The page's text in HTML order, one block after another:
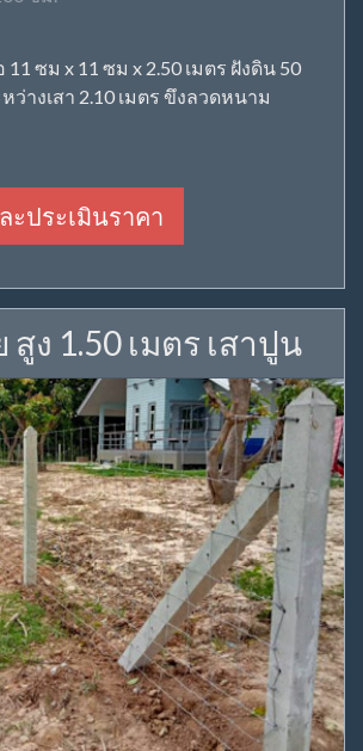
ซม x 11 ซม x 2.50 เมตร ฝังดิน 50
ว่างเสา 2.10 เมตร ขึงลวดหนาม
ะประเมินราคา
ง 1.50 เมตร เสาปูน